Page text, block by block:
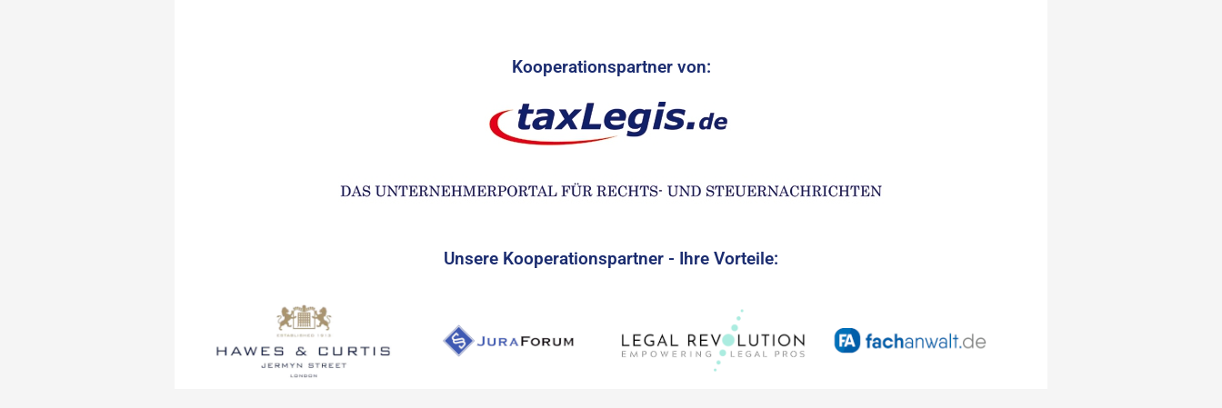
Kooperationspartner von:
Unsere Kooperationspartner - Ihre Vorteile: